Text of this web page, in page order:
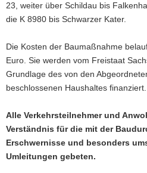
23, weiter über Schildau bis
die K 8980 bis Schwarzer Kater.
Die Kosten der Baumaßnahme
Euro. Sie werden vom Freistaat
Grundlage des von den
beschlossenen Haushaltes finanziert.
Alle Verkehrsteilnehmer und
Verständnis für die mit der
Erschwernisse und besonders
Umleitungen gebeten.